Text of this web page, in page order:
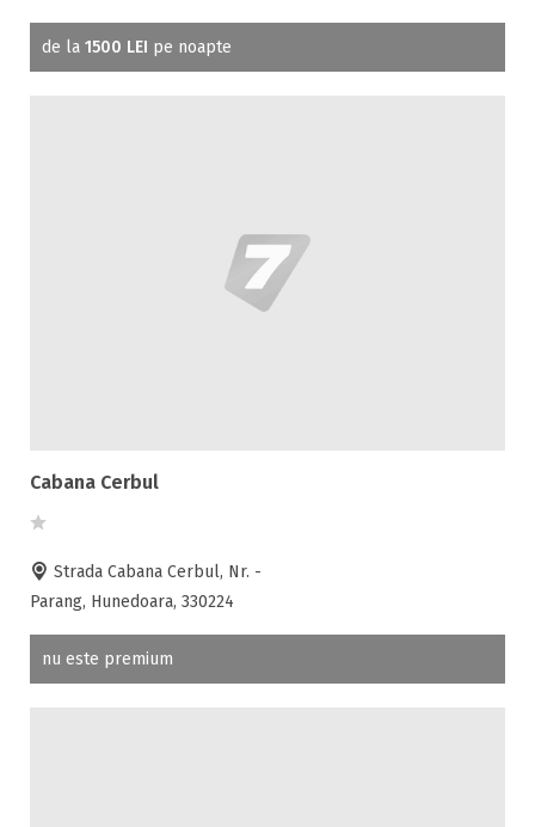
de la 1500 LEI pe noapte
Cabana Cerbul
Strada Cabana Cerbul, Nr. -
Parang, Hunedoara, 330224
nu este premium